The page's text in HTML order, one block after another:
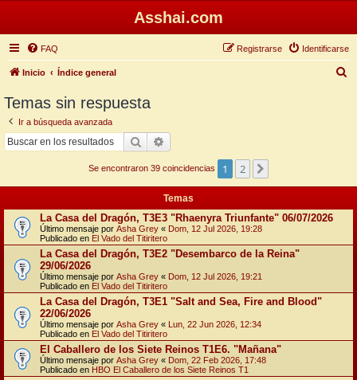
Asshai.com
FAQ Identificarse
Registrarse
Inicio Índice general
Temas sin respuesta
Ir a búsqueda avanzada
Buscar
Se encontraron 39 coincidencias 1 2
Temas
La Casa del Dragón, T3E3 "Rhaenyra Triunfante" 06/07/2026
Último mensaje por Asha Grey « Dom, 12 Jul 2026, 19:28
Publicado en El Vado del Titiritero
La Casa del Dragón, T3E2 "Desembarco de la Reina"
29/06/2026
Último mensaje por Asha Grey « Dom, 12 Jul 2026, 19:21
Publicado en El Vado del Titiritero
La Casa del Dragón, T3E1 "Salt and Sea, Fire and Blood"
22/06/2026
Último mensaje por Asha Grey « Lun, 22 Jun 2026, 12:34
Publicado en El Vado del Titiritero
El Caballero de los Siete Reinos T1E6. "Mañana"
Último mensaje por Asha Grey « Dom, 22 Feb 2026, 17:48
Publicado en HBO El Caballero de los Siete Reinos T1